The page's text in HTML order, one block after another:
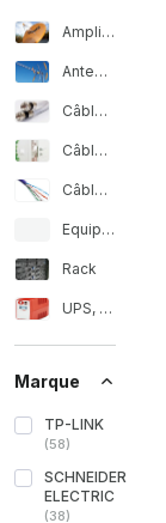
Amplificateurs et alimentations
Antenne TV et supports
Câble coaxial et accessoires
Câble réseau et connecteurs RJ45
Câble téléphonique et accessoires
Equipos de red
Rack
UPS, alimentation sans interruption
Marque
TP-LINK
(58)
SCHNEIDER
ELECTRIC
(38)